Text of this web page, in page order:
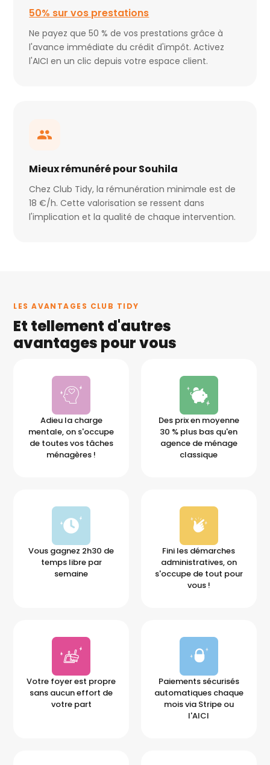
50% sur vos prestations
Ne payez que 50 % de vos prestations grâce à
l'avance immédiate du crédit d'impôt. Activez
l'AICI en un clic depuis votre espace client.
Mieux rémunéré pour Souhila
Chez Club Tidy, la rémunération minimale est de
18 €/h. Cette valorisation se ressent dans
l'implication et la qualité de chaque intervention.
LES AVANTAGES CLUB TIDY
Et tellement d'autres
avantages pour vous
Adieu la charge
mentale, on s'occupe
de toutes vos tâches
ménagères !
Des prix en moyenne
30 % plus bas qu'en
agence de ménage
classique
Vous gagnez 2h30 de
temps libre par
semaine
Fini les démarches
administratives, on
s'occupe de tout pour
vous !
Votre foyer est propre
sans aucun effort de
votre part
Paiements sécurisés
automatiques chaque
mois via Stripe ou
l'AICI